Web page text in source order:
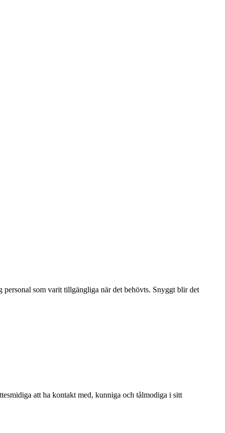
personal som varit tillgängliga när det behövts. Snyggt blir det
att ha kontakt med, kunniga och tålmodiga i sitt